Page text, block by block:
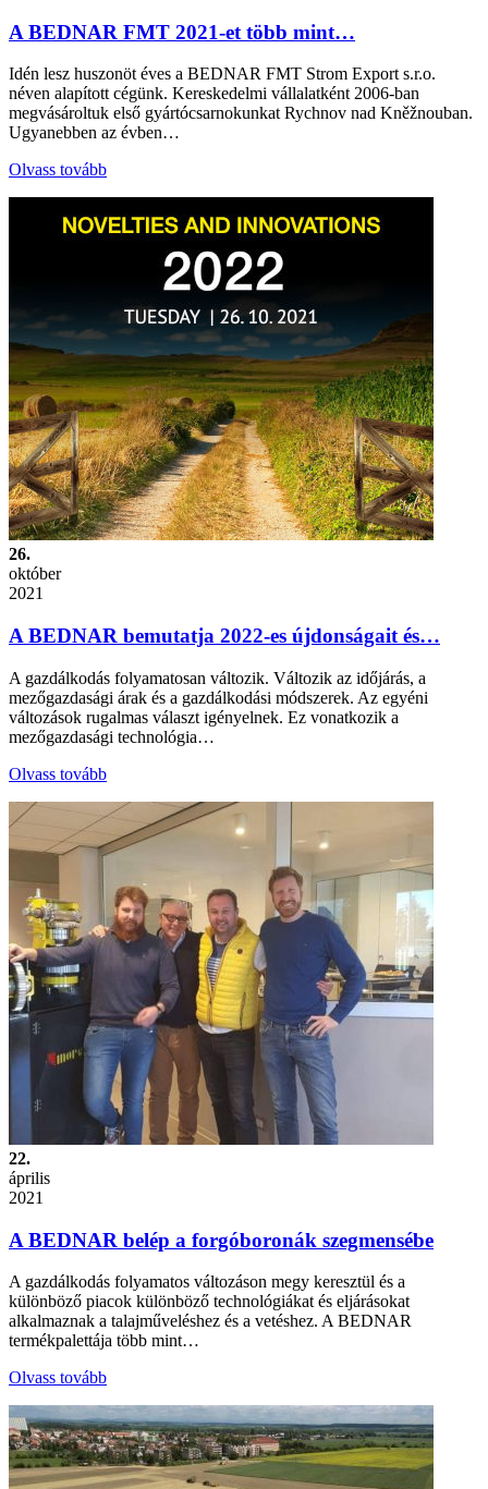
A BEDNAR FMT 2021-et több mint…
Idén lesz huszonöt éves a BEDNAR FMT Strom Export s.r.o.
néven alapított cégünk. Kereskedelmi vállalatként 2006-ban
megvásároltuk első gyártócsarnokunkat Rychnov nad Kněžnouban.
Ugyanebben az évben…
Olvass tovább
26.
október
2021
A BEDNAR bemutatja 2022-es újdonságait és…
A gazdálkodás folyamatosan változik. Változik az időjárás, a
mezőgazdasági árak és a gazdálkodási módszerek. Az egyéni
változások rugalmas választ igényelnek. Ez vonatkozik a
mezőgazdasági technológia…
Olvass tovább
22.
április
2021
A BEDNAR belép a forgóboronák szegmensébe
A gazdálkodás folyamatos változáson megy keresztül és a
különböző piacok különböző technológiákat és eljárásokat
alkalmaznak a talajműveléshez és a vetéshez. A BEDNAR
termékpalettája több mint…
Olvass tovább